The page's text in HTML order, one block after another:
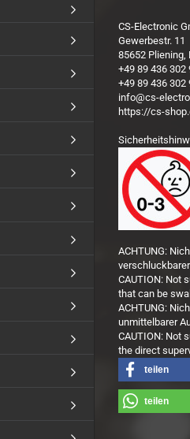
CS-Electronic
Gewerbestr. 11
85652 Pliening,
+49 89 436 302
+49 89 436 302
info@cs-
https://cs-
ACHTUNG:
CAUTION: Not
that can be
ACHTUNG:
unmittelbarer
CAUTION: Not
the direct
teilen
teilen